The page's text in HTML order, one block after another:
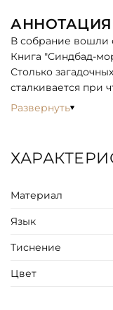
АННОТАЦИЯ
В собрание вошли
Книга "Синдбад-
Столько
сталкивается при
ночи», вы не
разбойников»,
приведет в
воспламенит
Востока.
Эти книги могут
Такой подарок
Развернуть
Материал
Язык
Тиснение
Цвет